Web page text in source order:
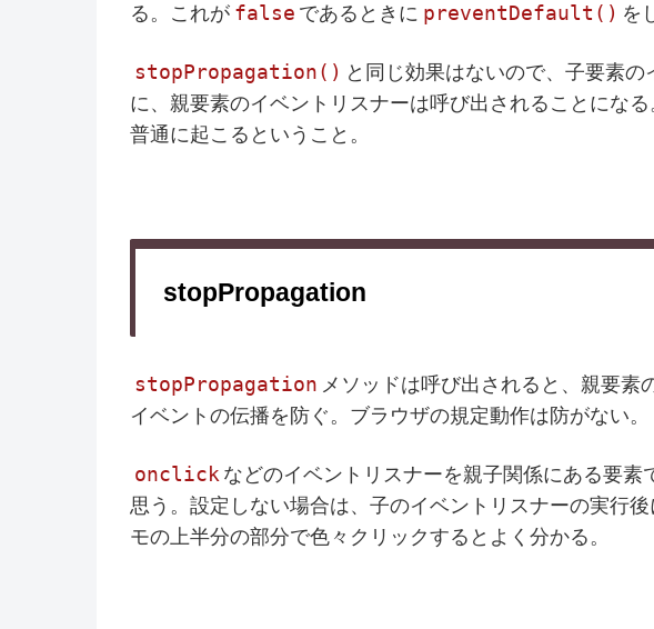
る。これが false であるときに preventDefault() を
stopPropagation() と同じ効果はないので、子要素
に、親要素のイベントリスナーは呼び出されることにな
普通に起こるということ。
stopPropagation
stopPropagation メソッドは呼び出されると、親要素
イベントの伝播を防ぐ。ブラウザの規定動作は防がない。
onclick などのイベントリスナーを親子関係にある要素
思う。設定しない場合は、子のイベントリスナーの実行
モの上半分の部分で色々クリックするとよく分かる。